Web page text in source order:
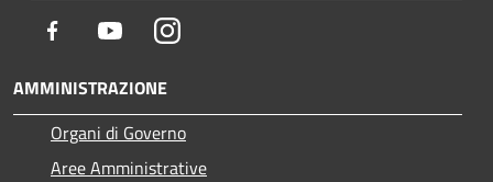
Facebook YoutubeInstagram
AMMINISTRAZIONE
Organi di Governo
Aree Amministrative